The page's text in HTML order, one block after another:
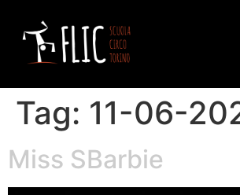
Tag: 11-06-
Miss SBarbie